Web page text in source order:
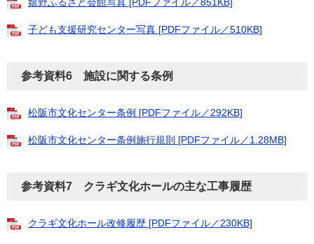
嬉野ふるさと会館写真 [PDFファイル／851KB]
子ども支援研究センター写真 [PDFファイル／510KB]
参考資料6 施設に関する条例
松阪市文化センター条例 [PDFファイル／292KB]
松阪市文化センター条例施行規則 [PDFファイル／1.28MB]
参考資料7 クラギ文化ホールの主な工事履歴
クラギ文化ホール改修履歴 [PDFファイル／230KB]